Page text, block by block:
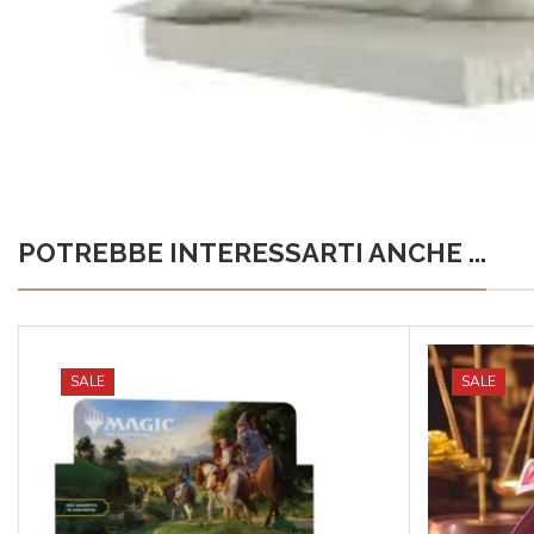
POTREBBE INTERESSARTI ANCHE ...
SALE SALE